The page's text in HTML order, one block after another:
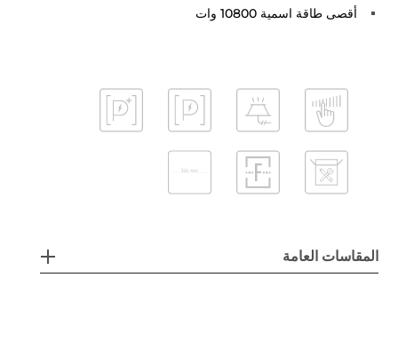
أقصى طاقة اسمية 10800 وات
المقاسات العامة